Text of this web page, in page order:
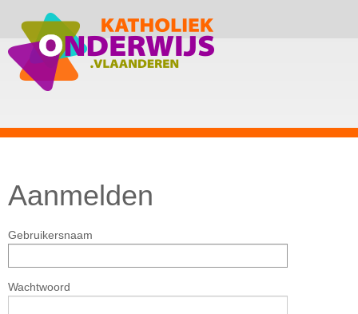
Aanmelden
Gebruikersnaam
Wachtwoord